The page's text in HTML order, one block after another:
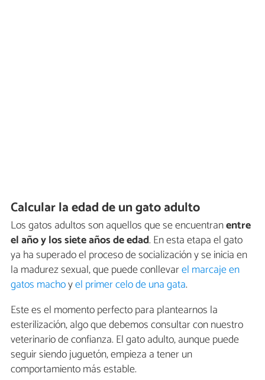
Calcular la edad de un gato adulto
Los gatos adultos son aquellos que se encuentranentre
el año y los siete años de edad. En esta etapa el gato
ya ha superado el proceso de socialización y se inicia en
la madurez sexual, que puede conllevarel marcaje en
gatos machoyel primer celo de una gata.
Este es el momento perfecto para plantearnos la
esterilización, algo que debemos consultar con nuestro
veterinario de confianza. El gato adulto, aunque puede
seguir siendo juguetón, empieza a tener un
comportamiento más estable.